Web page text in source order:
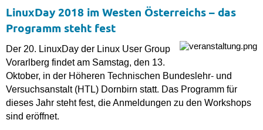
LinuxDay 2018 im Westen Österreichs – das
Programm steht fest
Der 20. LinuxDay der Linux User Group
Vorarlberg findet am Samstag, den 13.
Oktober, in der Höheren Technischen Bundeslehr- und
Versuchsanstalt (HTL) Dornbirn statt. Das Programm für
dieses Jahr steht fest, die Anmeldungen zu den Workshops
sind eröffnet.